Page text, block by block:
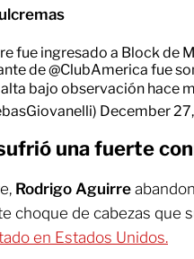
fue ingresado a Block de
de@ClubAmerica fue
bajo observación hace
December
una fuerte
Rodrigo Aguirre
choque de cabezas que
en Estados Unidos.